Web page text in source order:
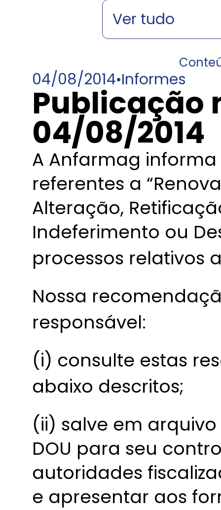
04/08/2014•Informes
Publicação
04/08/2014
A Anfarmag
referentes a
Alteração,
Indeferimento ou
processos relativos a
Nossa
responsável:
(i) consulte estas
abaixo descritos;
(ii) salve em
DOU para seu
autoridades
e apresentar aos